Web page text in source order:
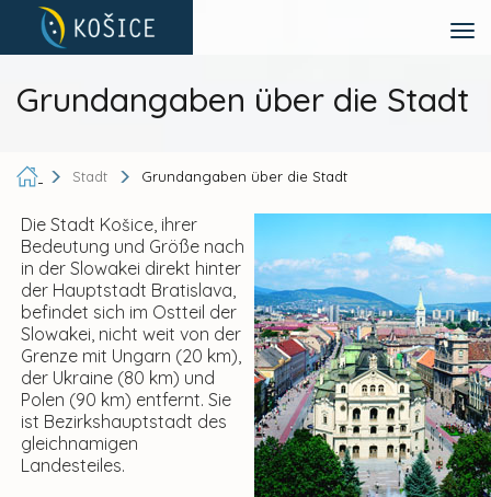
Grundangaben über die Stadt
Stadt Grundangaben über die Stadt
Die Stadt Košice, ihrer
Bedeutung und Größe nach
in der Slowakei direkt hinter
der Hauptstadt Bratislava,
befindet sich im Ostteil der
Slowakei, nicht weit von der
Grenze mit Ungarn (20 km),
der Ukraine (80 km) und
Polen (90 km) entfernt. Sie
ist Bezirkshauptstadt des
gleichnamigen
Landesteiles.